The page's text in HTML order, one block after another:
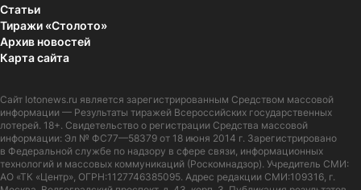
Статьи
Тиражи «Столото»
Архив новостей
Карта сайта
Сайт lotonews.ru является зарегистрированным Средством массовой
информации — Результаты тиражей Всероссийских государственных
лотерей. 18+. Свидетельство о регистрации Средства массовой
информации: Эл № ФС77—58379 от 18 июня 2014 г. Зарегистрировано
в Федеральной службе по надзору в сфере связи, информационных
технологий и массовых коммуникаций (Роскомнадзор). Учредитель СМИ:
АО «ТК «Центр», ОГРН:1127746385095. Адрес редакции СМИ:109316, г.